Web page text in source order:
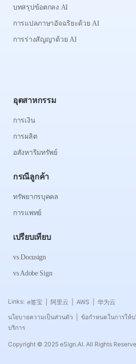
บทสรุปข้อตกลง AI
การแปลภาษาอัจฉริยะด้วย AI
การร่างสัญญาด้วย AI
อุตสาหกรรม
การเงิน
การผลิต
อสังหาริมทรัพย์
กรณีลูกค้า
ทรัพยากรบุคคล
การแพทย์
เปรียบเทียบ
vs Docusign
vs Adobe Sign
Links: e签宝 阿里云 AWS
华为云
นโยบายความเป็นส่วนตัว
ข้อกำหนดในการให้บ
บริการ
Copyright © 2025 eSign.AI. All Rights